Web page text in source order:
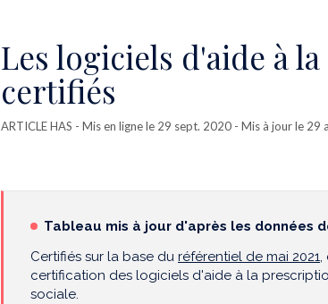
Les logiciels d'aide à
certifiés
ARTICLE HAS - Mis en ligne le 29 sept. 2020 - Mis à jour le 29
Tableau mis à jour d'après les données
Certifiés sur la base du référentiel de mai 2021,
certification des logiciels d'aide à la
sociale.